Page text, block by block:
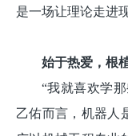
是一场让理论走进
始于热爱，根
“我就喜欢学
乙佑而言，机器人